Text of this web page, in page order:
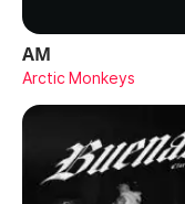
AM
Arctic Monkeys